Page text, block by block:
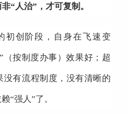
“人治”，才可复制。
初创阶段，自身在飞速变
（按制度办事）效果好；超
没有流程制度，没有清晰的
“强人”了。